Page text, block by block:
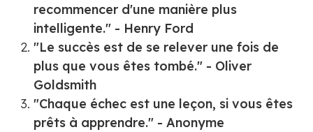
recommencer d'une manière plus
intelligente." - Henry Ford
"Le succès est de se relever une fois de
plus que vous êtes tombé." - Oliver
Goldsmith
"Chaque échec est une leçon, si vous êtes
prêts à apprendre." - Anonyme